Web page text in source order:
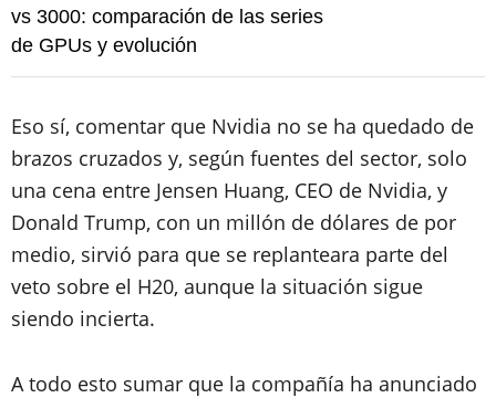
vs 3000: comparación de las series
de GPUs y evolución
Eso sí, comentar que Nvidia no se ha quedado de
brazos cruzados y, según fuentes del sector, solo
una cena entre Jensen Huang, CEO de Nvidia, y
Donald Trump, con un millón de dólares de por
medio, sirvió para que se replanteara parte del
veto sobre el H20, aunque la situación sigue
siendo incierta.
A todo esto sumar que la compañía ha anunciado